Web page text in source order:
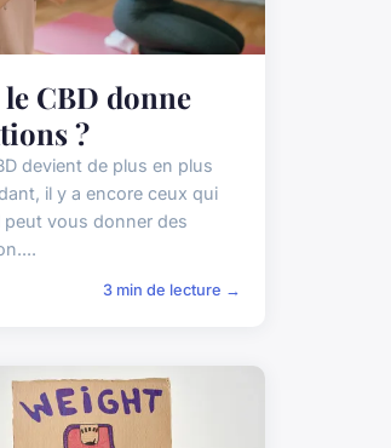
CBD donne
?
devient de plus en plus
il y a encore ceux qui
vous donner des
3 min de lecture →